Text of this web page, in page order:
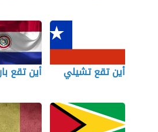
أين تقع تشيلي أين تقع